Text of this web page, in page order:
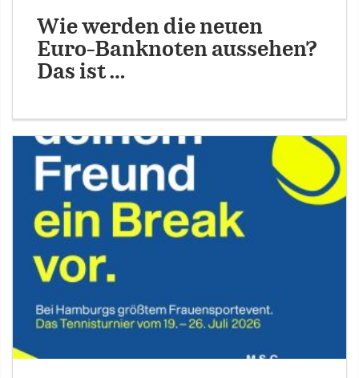
Wie werden die neuen
Euro-Banknoten aussehen?
Das ist …